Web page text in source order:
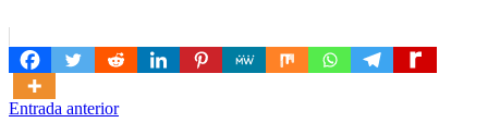
Navegación
Entrada anterior